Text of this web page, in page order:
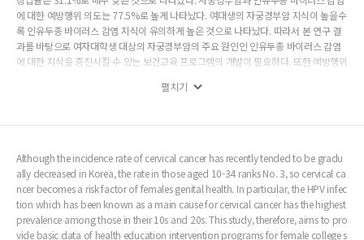
에 대한 예방행위 의도는 77.5%로 높게 나타났다. 여대생의 자궁경부암 지식이 높을수
록 인유두종 바이러스 감염 지식이 유의하게 높은 것으로 나타났다. 따라서 본 연구 결
과를 바탕으로 여자대학생 대상의 자궁경부암의 주요 원인인 인유두종 바이러스 감염
에 대한 지식을 증진시킬 수 있는 보건교육 프로그램의 개발이 필요하다. 또한 예방행위
펼치기
Although the incidence rate of cervical cancer has recently tended to be gradu
ally decreased in Korea, the rate in those aged 10-34 ranks No. 3, so cervical ca
ncer becomes a risk factor of females genital health. In particular, the HPV infec
tion which has been known as a main cause for cervical cancer has the highest
prevalence among those in their 10s and 20s. This study, therefore, aims to pro
vide basic data of health education intervention programs for female college s